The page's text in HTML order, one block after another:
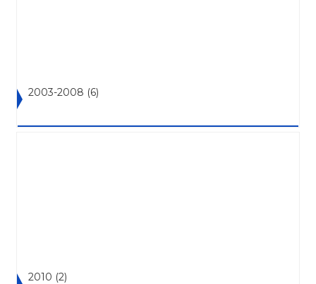
2003-2008 (6)
2010 (2)